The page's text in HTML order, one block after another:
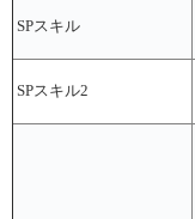
SPスキル
SPスキル2